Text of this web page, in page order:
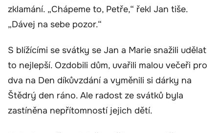
zklamání. „Chápeme to, Petře,“ řekl Jan tiše.
„Dávej na sebe pozor.“
S blížícími se svátky se Jan a Marie snažili udělat
to nejlepší. Ozdobili dům, uvařili malou večeři pro
dva na Den díkůvzdání a vyměnili si dárky na
Štědrý den ráno. Ale radost ze svátků byla
zastíněna nepřítomností jejich dětí.